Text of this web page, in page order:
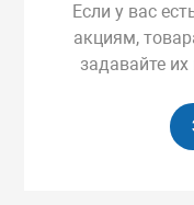
Если у вас
акциям,
задавайте